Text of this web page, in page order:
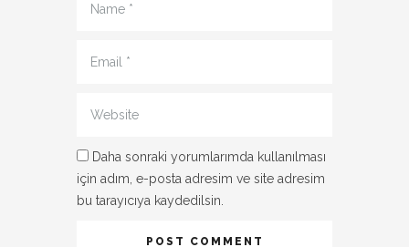
Name *
Email *
Website
Daha sonraki yorumlarımda kullanılması
için adım, e-posta adresim ve site adresim
bu tarayıcıya kaydedilsin.